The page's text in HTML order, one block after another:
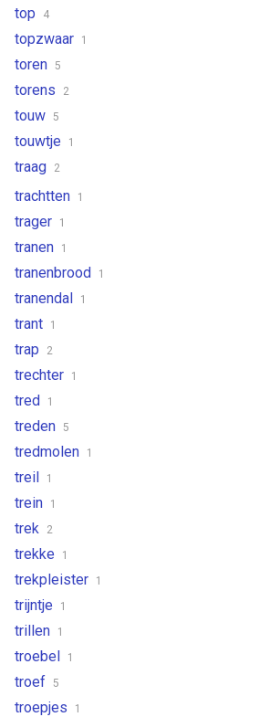
top 4
topzwaar 1
toren 5
torens 2
touw 5
touwtje 1
traag 2
trachtten 1
trager 1
tranen 1
tranenbrood 1
tranendal 1
trant 1
trap 2
trechter 1
tred 1
treden 5
tredmolen 1
treil 1
trein 1
trek 2
trekke 1
trekpleister 1
trijntje 1
trillen 1
troebel 1
troef 5
troepjes 1